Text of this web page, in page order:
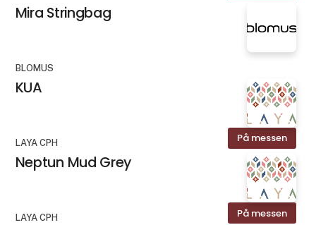
Mira Stringbag
BLOMUS
KUA
På messen
LAYA CPH
Neptun Mud Grey
På messen
LAYA CPH